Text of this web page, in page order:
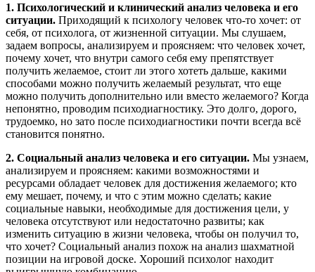
1. Психологический и клинический анализ человека и его
ситуации. Приходящий к психологу человек что-то хочет: от
себя, от психолога, от жизненной ситуации. Мы слушаем,
задаем вопросы, анализируем и проясняем: что человек хочет,
почему хочет, что внутри самого себя ему препятствует
получить желаемое, стоит ли этого хотеть дальше, какими
способами можно получить желаемый результат, что еще
можно получить дополнительно или вместо желаемого? Когда
непонятно, проводим психодиагностику. Это долго, дорого,
трудоемко, но зато после психодиагностики почти всегда всё
становится понятно.
2. Социальный анализ человека и его ситуации. Мы узнаем,
анализируем и проясняем: какими возможностями и
ресурсами обладает человек для достижения желаемого; кто
ему мешает, почему, и что с этим можно сделать; какие
социальные навыки, необходимые для достижения цели, у
человека отсутствуют или недостаточно развиты; как
изменить ситуацию в жизни человека, чтобы он получил то,
что хочет? Социальный анализ похож на анализ шахматной
позиции на игровой доске. Хороший психолог находит